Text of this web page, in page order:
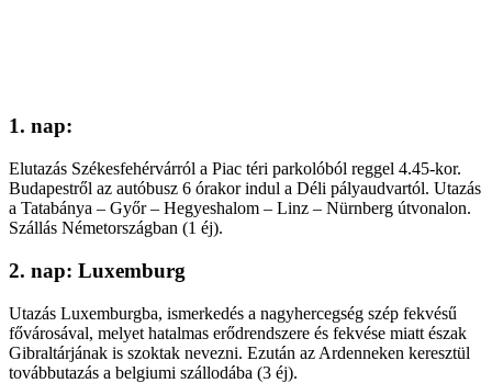
1. nap:
Elutazás Székesfehérvárról a Piac téri parkolóból reggel 4.45-kor.
Budapestről az autóbusz 6 órakor indul a Déli pályaudvartól. Utazás
a Tatabánya – Győr – Hegyeshalom – Linz – Nürnberg útvonalon.
Szállás Németországban (1 éj).
2. nap: Luxemburg
Utazás Luxemburgba, ismerkedés a nagyhercegség szép fekvésű
fővárosával, melyet hatalmas erődrendszere és fekvése miatt észak
Gibraltárjának is szoktak nevezni. Ezután az Ardenneken keresztül
továbbutazás a belgiumi szállodába (3 éj).